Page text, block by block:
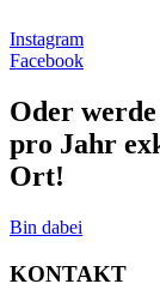
Instagram
Facebook
Oder
pro Jahr
Ort!
Bin dabei
KONTAKT